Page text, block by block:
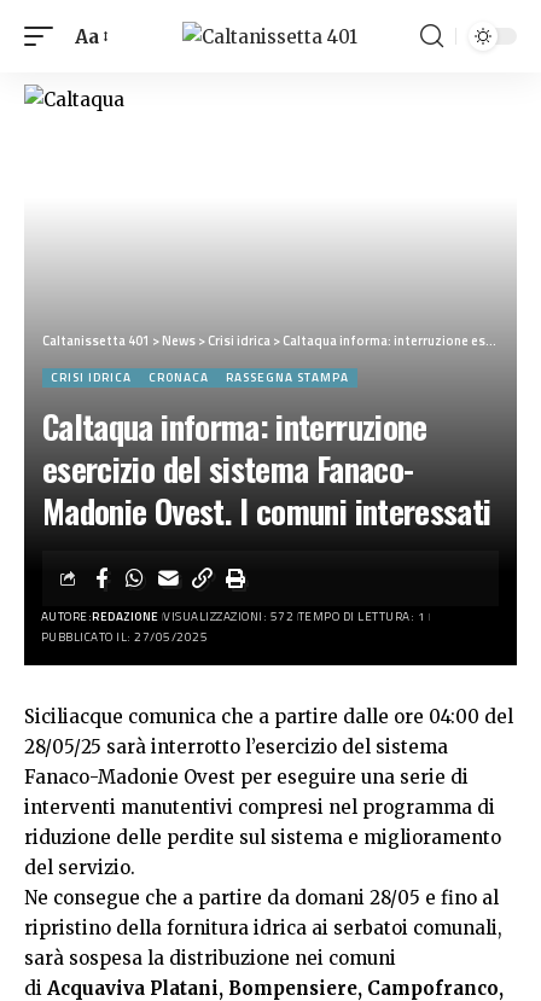
Aa
Caltanissetta 401 >News>Crisi idrica>Caltaqua informa: interruzione esercizio del sistema Fanaco-Madonie Ovest. I comuni interessati
CRISI IDRICA CRONACA RASSEGNA STAMPA
Caltaqua informa: interruzione
esercizio del sistema Fanaco-
Madonie Ovest. I comuni interessati
AUTORE:REDAZIONE VISUALIZZAZIONI: 572 TEMPO DI LETTURA: 1
PUBBLICATO IL: 27/05/2025
Siciliacque comunica che a partire dalle ore 04:00 del
28/05/25 sarà interrotto l’esercizio del sistema
Fanaco-Madonie Ovest per eseguire una serie di
interventi manutentivi compresi nel programma di
riduzione delle perdite sul sistema e miglioramento
del servizio.
Ne consegue che a partire da domani 28/05 e fino al
ripristino della fornitura idrica ai serbatoi comunali,
sarà sospesa la distribuzione nei comuni
di Acquaviva Platani, Bompensiere, Campofranco,